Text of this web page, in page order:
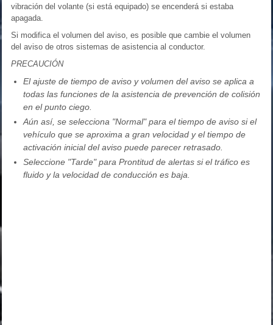
vibración del volante (si está equipado) se encenderá si estaba
apagada.
Si modifica el volumen del aviso, es posible que cambie el volumen
del aviso de otros sistemas de asistencia al conductor.
PRECAUCIÓN
El ajuste de tiempo de aviso y volumen del aviso se aplica a
todas las funciones de la asistencia de prevención de colisión
en el punto ciego.
Aún así, se selecciona "Normal" para el tiempo de aviso si el
vehículo que se aproxima a gran velocidad y el tiempo de
activación inicial del aviso puede parecer retrasado.
Seleccione "Tarde" para Prontitud de alertas si el tráfico es
fluido y la velocidad de conducción es baja.